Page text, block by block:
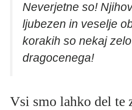
Neverjetne so!
ljubezen in veselje
korakih so nekaj zelo
dragocenega!
Vsi smo lahko del te